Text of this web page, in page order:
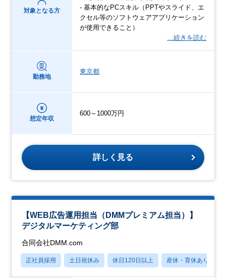
対象となる方
- 基本的なPCスキル（PPTやスライド、エ
クセル等のソフトウェアアプリケーション
が使用できること）
…続きを読む
勤務地
東京都
想定年収
600～1000万円
詳しく見る
【WEB広告運用担当（DMMプレミアム担当）】
デジタルマーケティング部
合同会社DMM.com
正社員採用 土日祝休み 休日120日以上 産休・育休あり